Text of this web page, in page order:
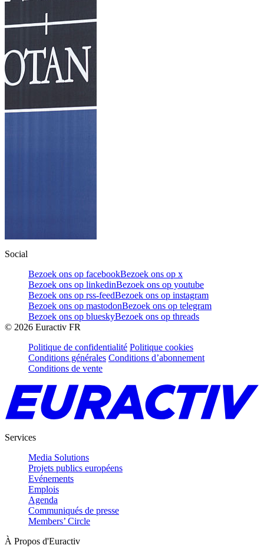
Social
Bezoek ons op facebookBezoek ons op x
Bezoek ons op linkedinBezoek ons op youtube
Bezoek ons op rss-feedBezoek ons op instagram
Bezoek ons op mastodonBezoek ons op telegram
Bezoek ons op blueskyBezoek ons op threads
© 2026 Euractiv FR
Politique de confidentialité Politique cookies
Conditions générales Conditions d’abonnement
Conditions de vente
Services
Media Solutions
Projets publics européens
Evénements
Emplois
Agenda
Communiqués de presse
Members’ Circle
À Propos d'Euractiv